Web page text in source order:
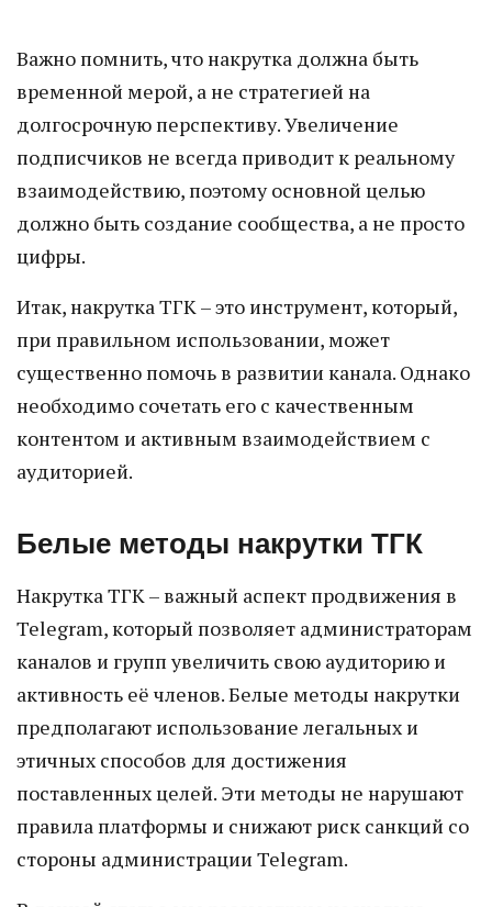
Важно помнить, что накрутка должна быть
временной мерой, а не стратегией на
долгосрочную перспективу. Увеличение
подписчиков не всегда приводит к реальному
взаимодействию, поэтому основной целью
должно быть создание сообщества, а не просто
цифры.
Итак, накрутка ТГК – это инструмент, который,
при правильном использовании, может
существенно помочь в развитии канала. Однако
необходимо сочетать его с качественным
контентом и активным взаимодействием с
аудиторией.
Белые методы накрутки ТГК
Накрутка ТГК – важный аспект продвижения в
Telegram, который позволяет администраторам
каналов и групп увеличить свою аудиторию и
активность её членов. Белые методы накрутки
предполагают использование легальных и
этичных способов для достижения
поставленных целей. Эти методы не нарушают
правила платформы и снижают риск санкций со
стороны администрации Telegram.